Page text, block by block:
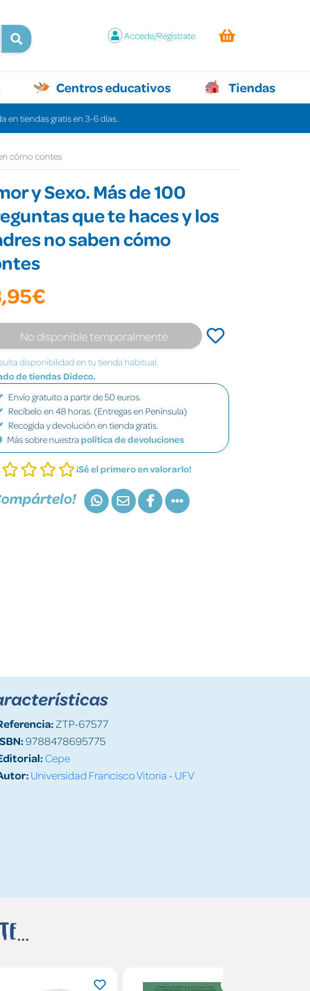
Accede/Regístrate
Centros educativos Tiendas
en tiendas gratis en 3-6 días.
cómo contes
y Sexo. Más de 100
que te haces y los
no saben cómo
No disponible temporalmente
disponibilidad en tu tienda habitual.
de tiendas Dideco.
Envío gratuito a partir de 50 euros.
Recíbelo en 48 horas. (Entregas en Península)
Recogida y devolución en tienda gratis.
Más sobre nuestra política de devoluciones
¡Sé el primero en valorarlo!
ZTP-67577
9788478695775
Cepe
Universidad Francisco Vitoria - UFV